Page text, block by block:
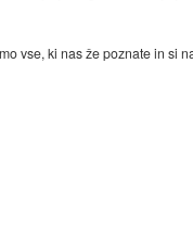
vse, ki nas že poznate in si